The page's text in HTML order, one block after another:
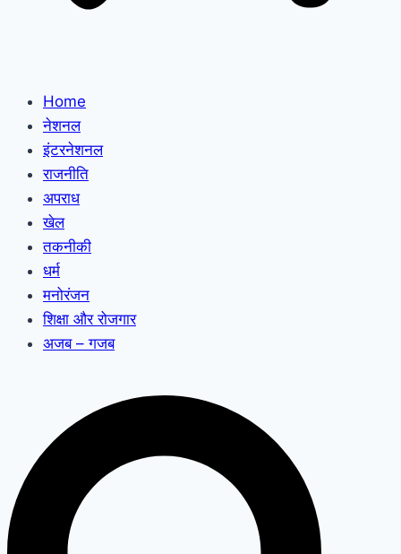
Home
नेशनल
इंटरनेशनल
राजनीति
अपराध
खेल
तकनीकी
धर्म
मनोरंजन
शिक्षा और रोजगार
अजब – गजब